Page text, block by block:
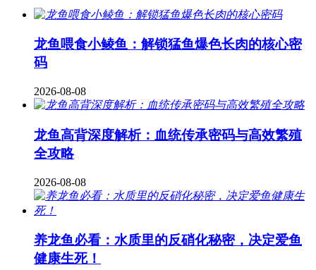
龙鱼喂食小鲮鱼：解锁猛鱼爆色长肉的核心密
码
2026-08-08
龙鱼高背深度解析：血统传承密码与高效繁殖
全攻略
2026-08-08
养龙鱼必看：水质里的反硝化秘密，决定爱鱼
健康生死！